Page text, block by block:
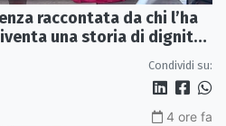
raccontata da chi l’ha
una storia di dignità
Condividi su:
4 ore fa